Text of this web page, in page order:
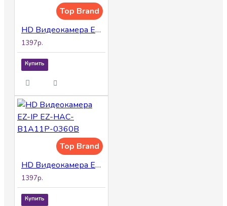
Top Brand
HD Видеокамера EZ-IP EZ-HAC-B1A11P-0280B
1397р.
Купить
Top Brand
HD Видеокамера EZ-IP EZ-HAC-B1A11P-0360B
1397р.
Купить